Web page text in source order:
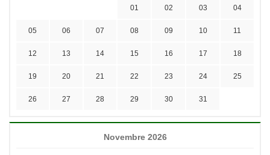
01 02 03 04
05 06 07 08 09 10 11
12 13 14 15 16 17 18
19 20 21 22 23 24 25
26 27 28 29 30 31
Novembre 2026